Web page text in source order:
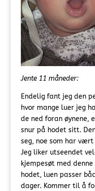
Jente 11 måneder:
Endelig fant jeg den
hvor mange luer jeg
de ned foran øynene,
snur på hodet sitt.
seg, noe som har
Jeg liker utseendet
kjempesøt med
hodet, luen passer
dager. Kommer til å